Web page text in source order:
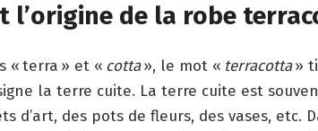
l’origine de la robe
« terra » et « cotta», le mot « terracotta»
la terre cuite. La terre cuite est
d’art, des pots de fleurs, des vases, etc.